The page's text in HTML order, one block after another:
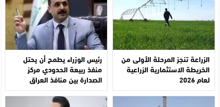
الزراعة تنجز المرحلة الأولى من
الخريطة الاستثمارية الزراعية
لعام 2026
رئيس الوزراء يطمح أن يحتل
منفذ ربيعة الحدودي مركز
الصدارة بين منافذ العراق